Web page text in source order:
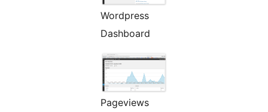
Wordpress
Dashboard
Pageviews